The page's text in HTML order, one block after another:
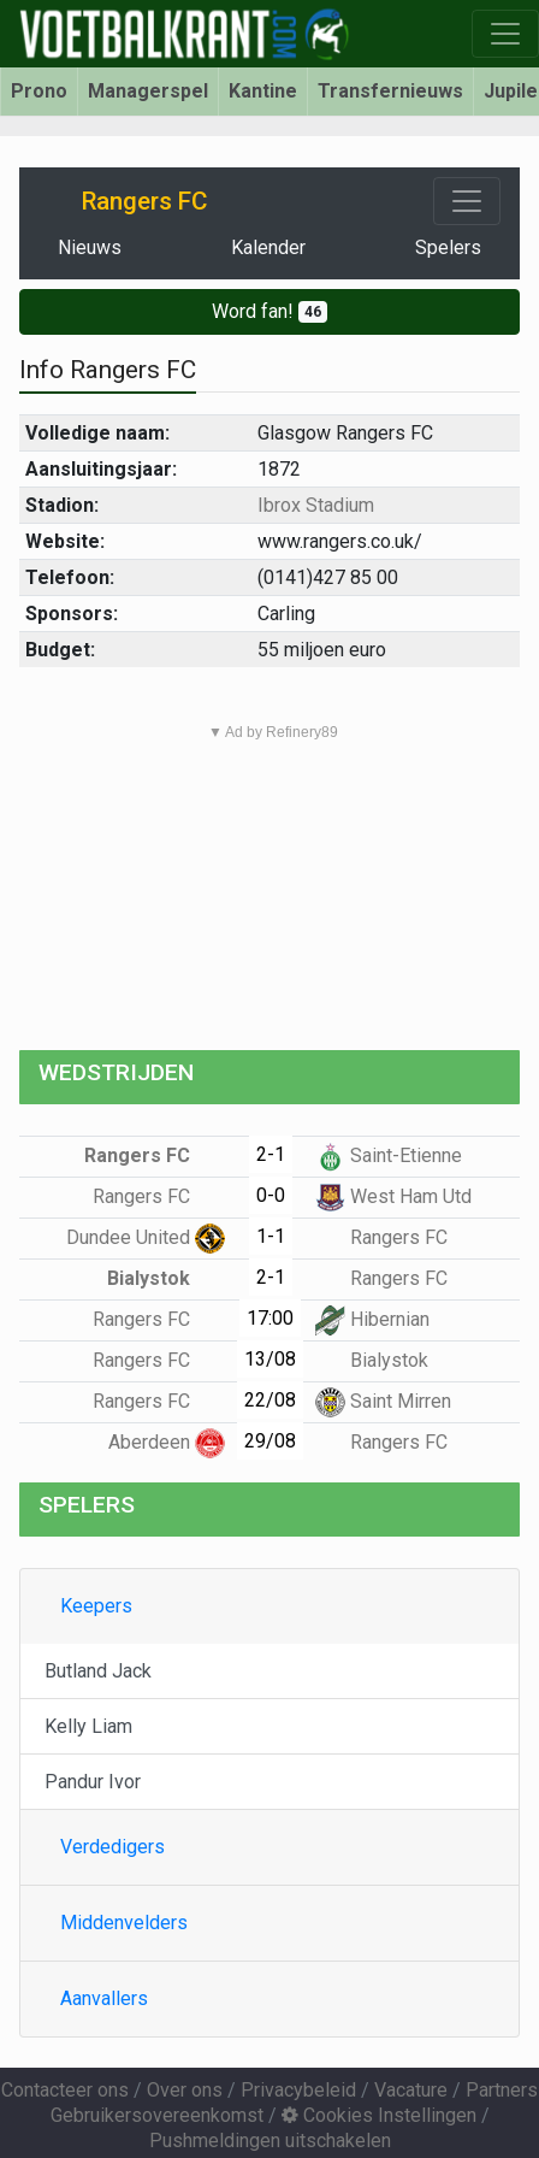
Prono Managerspel Kantine Transfernieuws
Rangers FC
Nieuws Kalender Spelers
Word fan! 46
Info Rangers FC
Volledige naam:
Glasgow Rangers FC
Aansluitingsjaar:
1872
Stadion:
Ibrox Stadium
Website:
www.rangers.co.uk/
Telefoon:
(0141)427 85 00
Sponsors:
Carling
Budget:
55 miljoen euro
▼ Ad by Refinery89
WEDSTRIJDEN
Rangers FC 2-1
Saint-Etienne
Rangers FC
0-0
West Ham Utd
Dundee United
1-1
Rangers FC
Bialystok
2-1
Rangers FC
Rangers FC
17:00
Hibernian
Rangers FC
13/08
Bialystok
Rangers FC
22/08
Saint Mirren
Aberdeen
29/08 Rangers FC
SPELERS
Keepers
Butland Jack
Kelly Liam
Pandur Ivor
Verdedigers
Middenvelders
Aanvallers
Contacteer ons / Over ons / Privacybeleid / Vacature / Partners
Gebruikersovereenkomst/ Cookies Instellingen /
Pushmeldingen uitschakelen